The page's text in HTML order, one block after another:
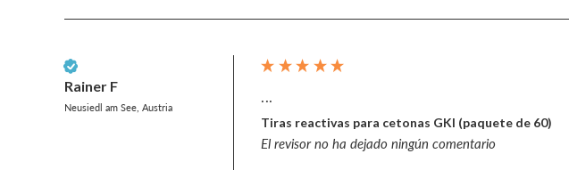
Rainer F
Neusiedl am See, Austria
Tiras reactivas para cetonas GKI (paquete de 60)
El revisor no ha dejado ningún comentario